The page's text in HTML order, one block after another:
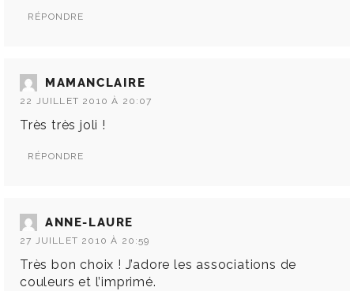
RÉPONDRE
MAMANCLAIRE
22 JUILLET 2010 À 20:07
Très très joli !
RÉPONDRE
ANNE-LAURE
27 JUILLET 2010 À 20:59
Très bon choix ! J’adore les associations de
couleurs et l’imprimé.